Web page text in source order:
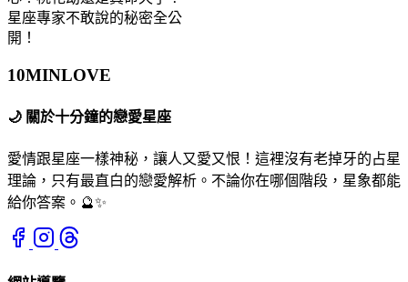
星座專家不敢說的秘密全公
開！
10MINLOVE
🌙 關於十分鐘的戀愛星座
愛情跟星座一樣神秘，讓人又愛又恨！這裡沒有老掉牙的占星
理論，只有最直白的戀愛解析。不論你在哪個階段，星象都能
給你答案。🔮✨